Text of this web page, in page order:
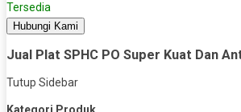
Tersedia
Hubungi Kami
Jual Plat SPHC PO Super Kuat Dan
Tutup Sidebar